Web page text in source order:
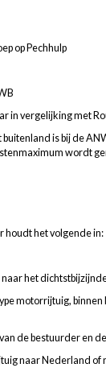
op Pechhulp
in vergelijking met
is bij de
wordt
houdt het volgende in:
het
motorrijtuig,
de bestuurder en
naar Nederland